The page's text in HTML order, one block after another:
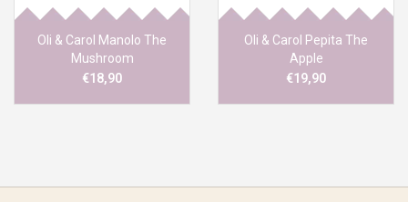
Oli & Carol Manolo The
Mushroom
€18,90
Oli & Carol Pepita The
Apple
€19,90